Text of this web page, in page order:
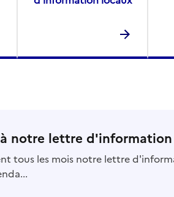
notre lettre d'information
tous les mois notre lettre